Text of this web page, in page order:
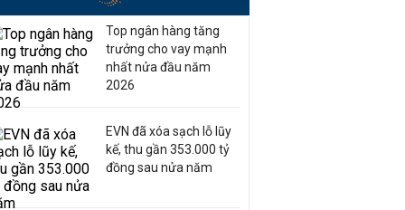
Top ngân hàng tăng
trưởng cho vay mạnh
nhất nửa đầu năm
2026
EVN đã xóa sạch lỗ lũy
kế, thu gần 353.000 tỷ
đồng sau nửa năm